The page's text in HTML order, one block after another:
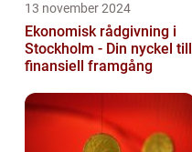
13 november 2024
Ekonomisk rådgivning i
Stockholm - Din nyckel till
finansiell framgång